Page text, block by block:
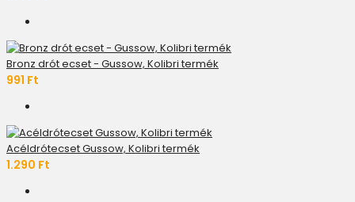
Bronz drót ecset - Gussow, Kolibri termék
991 Ft
Acéldrótecset Gussow, Kolibri termék
1.290 Ft